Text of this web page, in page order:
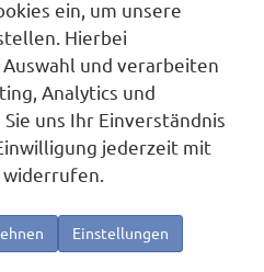
Selection 1.0 TSI Selection, AHK, Tempomat, Ladeboden, Park, Winterpaket, SmartLink, 4-J Garantie
GetriebeSchaltgetriebe
Außenfarbe
Black Magic Metallic
ein, um unsere
Hierbei
und verarbeiten
Analytics und
uns Ihr Einverständnis
jederzeit mit
Einstellungen